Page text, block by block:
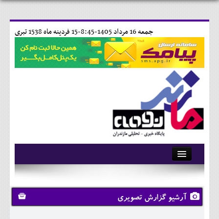
15 فردينه ماه 1538 تبری جمعه 16 مرداد 1405-8:45-
آرشیو
تماس با ما
وبلاگ
آرشیو گزارش تصویری